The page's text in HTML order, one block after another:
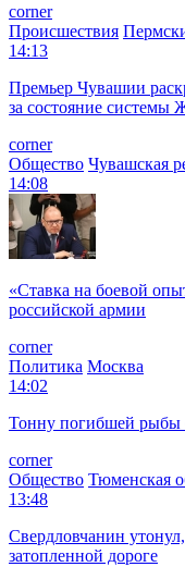
corner
Происшествия
14:13
Премьер Чувашии
за состояние системы
corner
Общество Чувашская
14:08
«Ставка на боевой
российской армии
corner
Политика Москва
14:02
Тонну погибшей рыбы
corner
Общество Тюменская
13:48
Свердловчанин
затопленной дороге